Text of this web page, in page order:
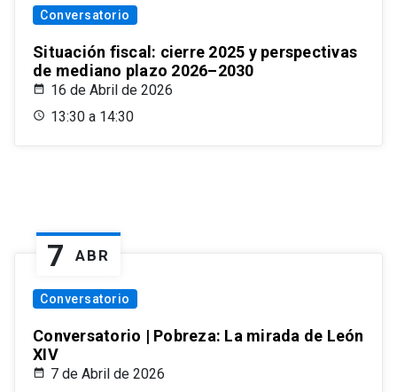
Conversatorio
Situación fiscal: cierre 2025 y perspectivas
de mediano plazo 2026–2030
16 de Abril de 2026
13:30 a 14:30
7 ABR
Conversatorio
Conversatorio | Pobreza: La mirada de León
XIV
7 de Abril de 2026